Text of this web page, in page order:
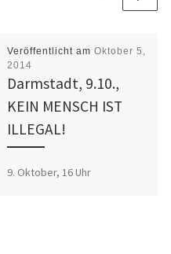
Veröffentlicht am Oktober 5,
2014
Darmstadt, 9.10.,
KEIN MENSCH IST
ILLEGAL!
9. Oktober, 16 Uhr